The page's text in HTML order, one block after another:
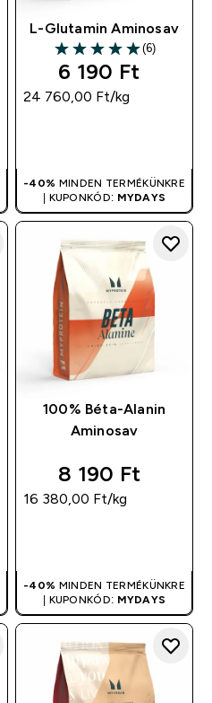
L-Glutamin Aminosav
5 out of 5 stars
(6)
6 190 Ft‎
24 760,00 Ft‎/kg
-40% MINDEN TERMÉKÜNKRE
| KUPONKÓD: MYDAYS
100% Béta-Alanin
Aminosav
8 190 Ft‎
16 380,00 Ft‎/kg
-40% MINDEN TERMÉKÜNKRE
| KUPONKÓD: MYDAYS